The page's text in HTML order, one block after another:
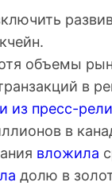
объемы
в
из пресс-
в
вложила
долю в